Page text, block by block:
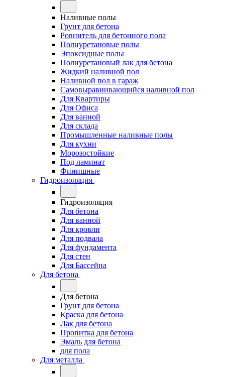
Наливные полы
Грунт для бетона
Ровнитель для бетонного пола
Полиуретановые полы
Эпоксидные полы
Полиуретановый лак для бетона
Жидкий наливной пол
Наливной пол в гараж
Самовыравнивающийся наливной пол
Для Квартиры
Для Офиса
Для ванной
Для склада
Промышленные наливные полы
Для кухни
Морозостойкие
Под ламинат
Финишные
Гидроизоляция
Гидроизоляция
Для бетона
Для ванной
Для кровли
Для подвала
Для фундамента
Для стен
Для Бассейна
Для бетона
Для бетона
Грунт для бетона
Краска для бетона
Лак для бетона
Пропитка для бетона
Эмаль для бетона
для пола
Для металла